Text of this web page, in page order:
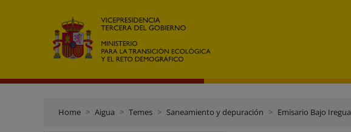
Home Aigua Temes Saneamiento y depuración Emisario Bajo Iregua